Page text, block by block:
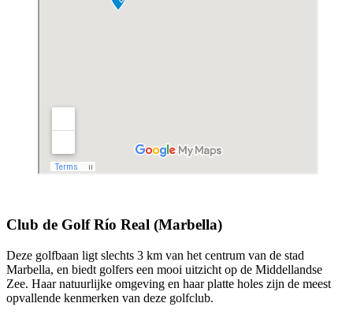
Club de Golf Río Real (Marbella)
Deze golfbaan ligt slechts 3 km van het centrum van de stad
Marbella, en biedt golfers een mooi uitzicht op de Middellandse
Zee. Haar natuurlijke omgeving en haar platte holes zijn de meest
opvallende kenmerken van deze golfclub.